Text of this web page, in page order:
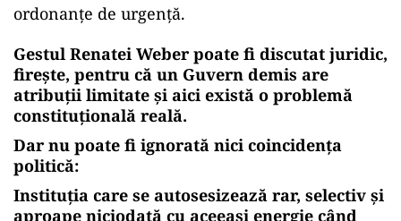
ordonanțe de urgență.
Gestul Renatei Weber poate fi discutat juridic,
firește, pentru că un Guvern demis are
atribuții limitate și aici există o problemă
constituțională reală.
Dar nu poate fi ignorată nici coincidența
politică:
Instituția care se autosesizează rar, selectiv și
aproape niciodată cu aceeași energie când